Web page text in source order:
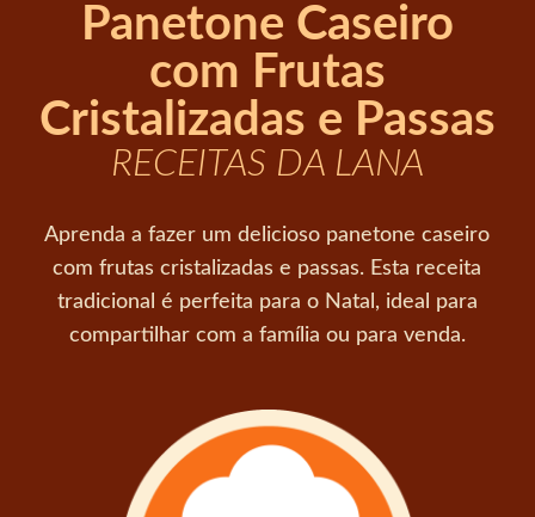
Panetone Caseiro
com Frutas
Cristalizadas e Passas
RECEITAS DA LANA
Aprenda a fazer um delicioso panetone caseiro
com frutas cristalizadas e passas. Esta receita
tradicional é perfeita para o Natal, ideal para
compartilhar com a família ou para venda.